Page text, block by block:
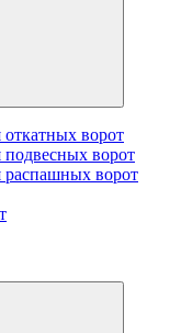
ворот
ворот
ворот